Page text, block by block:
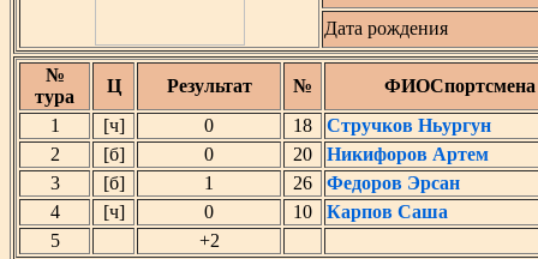
Дата рождения
№
тура
Ц Результат №
ФИОСпортсмена
1
[ч] 0 18
Стручков Ньургун
2
[б] 0 20
Никифоров Артем
3
[б] 1 26
Федоров Эрсан
4
[ч] 0 10
Карпов Саша
5
+2